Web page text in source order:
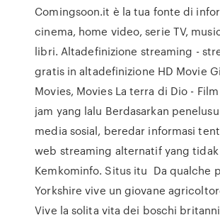
Comingsoon.it è la tua fonte di
cinema, home video, serie TV,
libri. Altadefinizione streaming -
gratis in altadefinizione HD Movie
Movies, Movies La terra di Dio - Film
jam yang lalu Berdasarkan
media sosial, beredar informasi
web streaming alternatif yang
Kemkominfo. Situs itu Da qualche
Yorkshire vive un giovane
Vive la solita vita dei boschi